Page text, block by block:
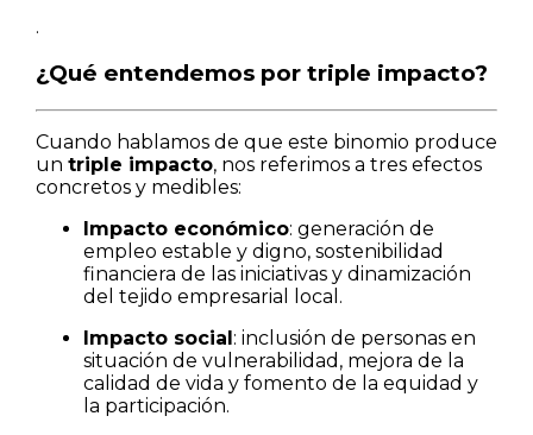
.
¿Qué entendemos por triple impacto?
Cuando hablamos de que este binomio produce
un triple impacto, nos referimos a tres efectos
concretos y medibles:
Impacto económico: generación de
empleo estable y digno, sostenibilidad
financiera de las iniciativas y dinamización
del tejido empresarial local.
Impacto social: inclusión de personas en
situación de vulnerabilidad, mejora de la
calidad de vida y fomento de la equidad y
la participación.